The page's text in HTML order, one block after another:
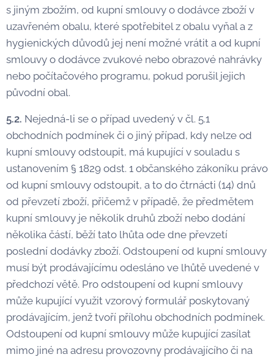
s jiným zbožím, od kupní smlouvy o dodávce zboží v
uzavřeném obalu, které spotřebitel z obalu vyňal a z
hygienických důvodů jej není možné vrátit a od kupní
smlouvy o dodávce zvukové nebo obrazové nahrávky
nebo počítačového programu, pokud porušil jejich
původní obal.
5.2. Nejedná-li se o případ uvedený v čl. 5.1
obchodních podmínek či o jiný případ, kdy nelze od
kupní smlouvy odstoupit, má kupující v souladu s
ustanovením § 1829 odst. 1 občanského zákoníku právo
od kupní smlouvy odstoupit, a to do čtrnácti (14) dnů
od převzetí zboží, přičemž v případě, že předmětem
kupní smlouvy je několik druhů zboží nebo dodání
několika částí, běží tato lhůta ode dne převzetí
poslední dodávky zboží. Odstoupení od kupní smlouvy
musí být prodávajícímu odesláno ve lhůtě uvedené v
předchozí větě. Pro odstoupení od kupní smlouvy
může kupující využit vzorový formulář poskytovaný
prodávajícím, jenž tvoří přílohu obchodních podmínek.
Odstoupení od kupní smlouvy může kupující zasílat
mimo jiné na adresu provozovny prodávajícího či na